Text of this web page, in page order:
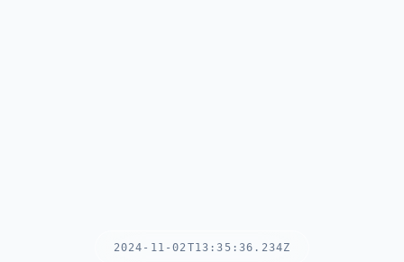
2024-11-02T13:35:36.234Z